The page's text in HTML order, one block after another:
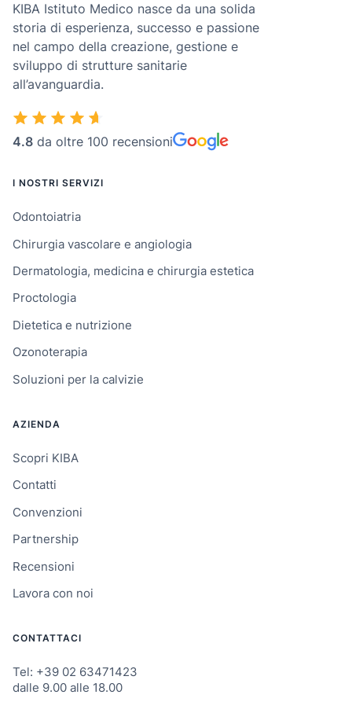
KIBA Istituto Medico nasce da una solida
storia di esperienza, successo e passione
nel campo della creazione, gestione e
sviluppo di strutture sanitarie
all’avanguardia.
4.8 da oltre 100 recensioni
I NOSTRI SERVIZI
Odontoiatria
Chirurgia vascolare e angiologia
Dermatologia, medicina e chirurgia estetica
Proctologia
Dietetica e nutrizione
Ozonoterapia
Soluzioni per la calvizie
AZIENDA
Scopri KIBA
Contatti
Convenzioni
Partnership
Recensioni
Lavora con noi
CONTATTACI
Tel: +39 02 63471423
dalle 9.00 alle 18.00